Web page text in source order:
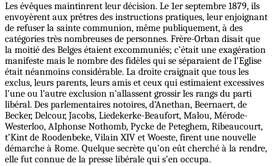
Les évêques maintinrent leur décision. Le 1er septembre 1879, ils
envoyèrent aux prêtres des instructions pratiques, leur enjoignant
de refuser la sainte communion, même publiquement, à des
catégories très nombreuses de personnes. Frère-Orban disait que
la moitié des Belges étaient excommuniés; c’était une exagération
manifeste mais le nombre des fidèles qui se séparaient de l’Eglise
était néanmoins considérable. La droite craignait que tous les
exclus, leurs parents, leurs amis et ceux qui estimaient excessives
l’une ou l’autre exclusion n’allassent grossir les rangs du parti
libéral. Des parlementaires notoires, d’Anethan, Beernaert, de
Becker, Delcour, Jacobs, Liedekerke-Beaufort, Malou, Mérode-
Westerloo, AIphonse Nothomb, Pycke de Peteghem, Ribeaucourt,
t’Kint de Roodenbeke, Vilain XIV et Woeste, firent une nouvelle
démarche à Rome. Quelque secrète qu’on eût cherché à la rendre,
elle fut connue de la presse libérale qui s’en occupa.